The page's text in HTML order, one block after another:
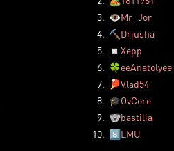
3. 👁️Mr_Jor
4. ⛏️ Drjusha
5.
◽ Xepp
6. 🍀eeAnatolyee
7.
🏓Vlad54
8. 🎓OvCore
9. 🐨bastilia
10. 8️⃣LMU